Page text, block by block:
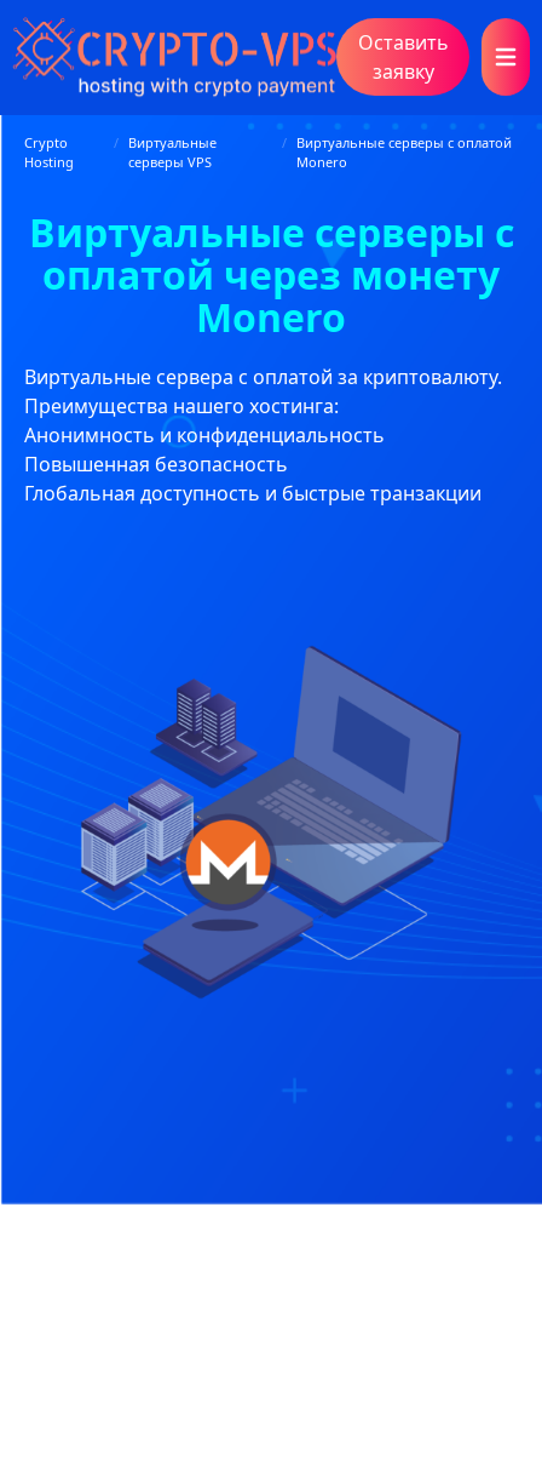
Оставить
заявку
Crypto
Hosting
/
Виртуальные
серверы VPS
/
Виртуальные серверы с оплатой
Monero
Виртуальные серверы с
оплатой через монету
Monero
Виртуальные сервера с оплатой за криптовалюту.
Преимущества нашего хостинга:
Анонимность и конфиденциальность
Повышенная безопасность
Глобальная доступность и быстрые транзакции